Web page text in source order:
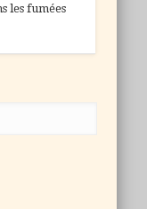
les fumées